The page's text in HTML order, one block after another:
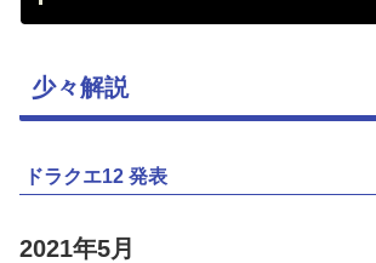
少々解説
ドラクエ12 発表
2021年5月